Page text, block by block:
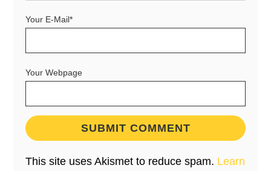
Your E-Mail*
Your Webpage
This site uses Akismet to reduce spam. Learn